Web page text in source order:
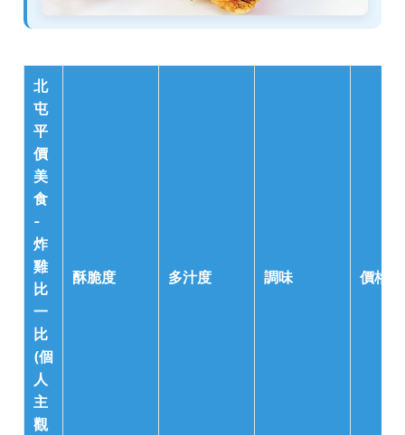
北
屯
平
價
美
食
-
炸
雞
比
一
比
(個
人
主
觀
酥脆度 多汁度 調味 價格